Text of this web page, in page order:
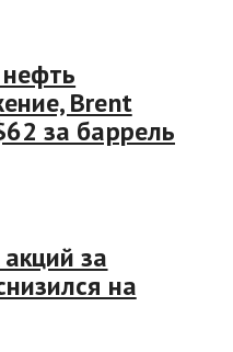
Brent
за баррель
за
на